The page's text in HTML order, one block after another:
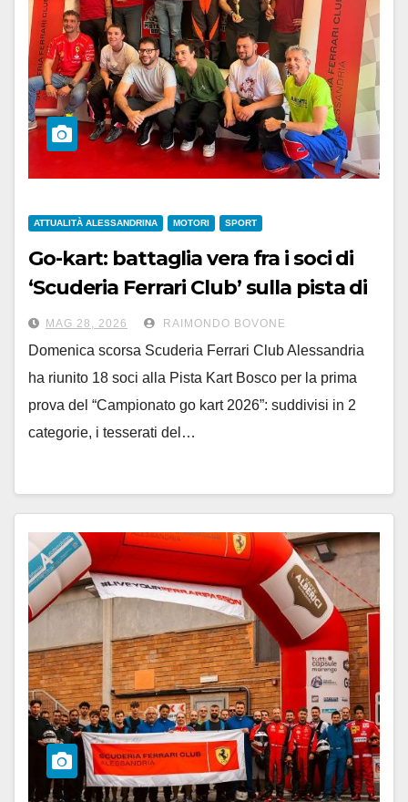
ATTUALITÀ ALESSANDRINA MOTORI SPORT
Go-kart: battaglia vera fra i soci di
‘Scuderia Ferrari Club’ sulla pista di
Bosco Marengo
MAG 28, 2026 RAIMONDO BOVONE
Domenica scorsa Scuderia Ferrari Club Alessandria
ha riunito 18 soci alla Pista Kart Bosco per la prima
prova del “Campionato go kart 2026”: suddivisi in 2
categorie, i tesserati del…